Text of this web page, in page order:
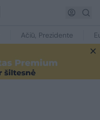
Ačiū, Prezidente